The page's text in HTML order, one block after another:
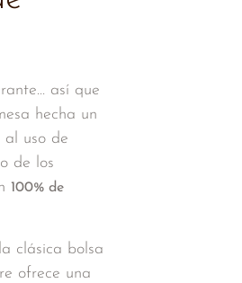
así que
hecha un
al uso de
de los
100% de
clásica bolsa
ofrece una